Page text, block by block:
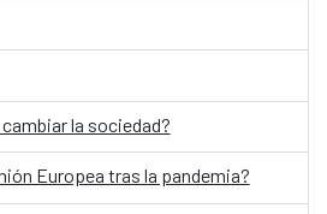
la sociedad?
Europea tras la pandemia?